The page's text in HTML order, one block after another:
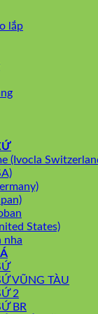
lắp
(Ivocla
States)
nha
VŨNG TÀU
2
BR